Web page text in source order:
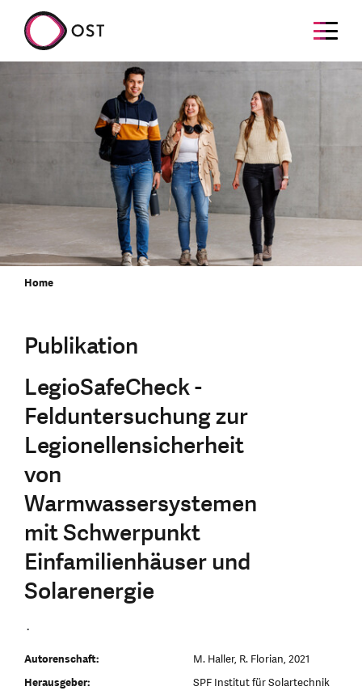
Home
Publikation
LegioSafeCheck -
Felduntersuchung zur
Legionellensicherheit
von
Warmwassersystemen
mit Schwerpunkt
Einfamilienhäuser und
Solarenergie
.
Autorenschaft:
M. Haller, R. Florian, 2021
Herausgeber:
SPF Institut für Solartechnik